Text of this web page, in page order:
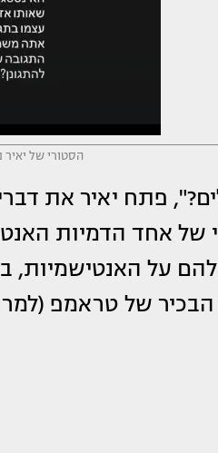
הסטורי של יאיר
12 מנוולים?", פתח
של אחד הדמיות
על האנטישמיות,
של טראמפ (למרות